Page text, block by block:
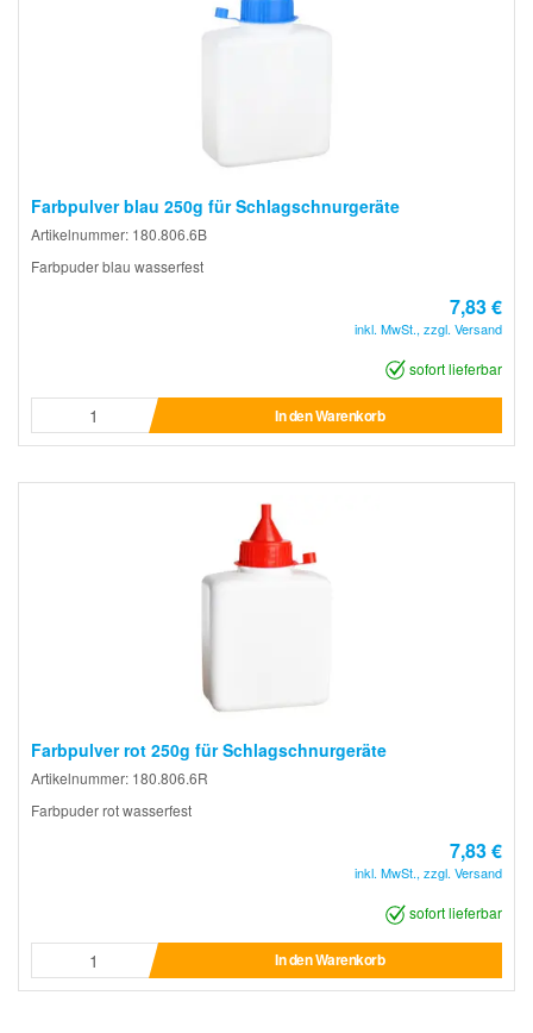
Farbpulver blau 250g für Schlagschnurgeräte
Artikelnummer: 180.806.6B
Farbpuder blau wasserfest
7,83 €
inkl. MwSt., zzgl. Versand
sofort lieferbar
In den Warenkorb
Farbpulver rot 250g für Schlagschnurgeräte
Artikelnummer: 180.806.6R
Farbpuder rot wasserfest
7,83 €
inkl. MwSt., zzgl. Versand
sofort lieferbar
In den Warenkorb